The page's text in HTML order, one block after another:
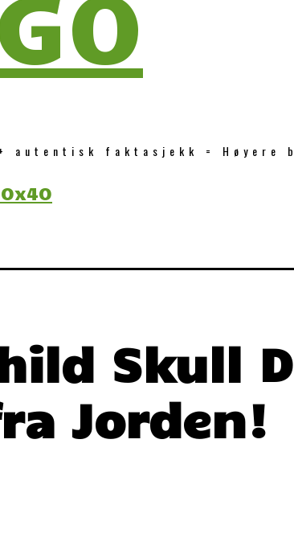
autentisk faktasjekk = Høyere
Skull
Jorden!